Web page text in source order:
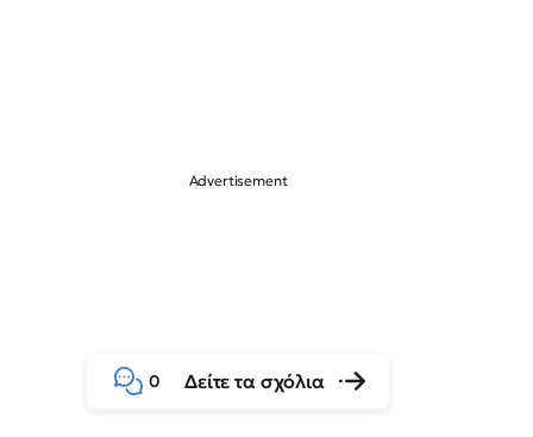
0 Δείτε τα σχόλια